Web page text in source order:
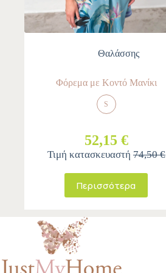
Θαλάσσης
Φόρεμα με Κοντό Μανίκι
S
52,15 €
Τιμή κατασκευαστή 74,50 €
Περισσότερα